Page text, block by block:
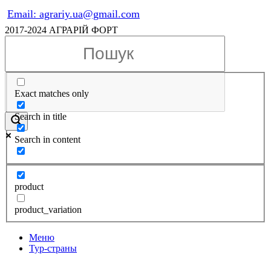
Email: agrariy.ua@gmail.com
2017-2024 АГРАРІЙ ФОРТ
Exact matches only
Search in title
Search in content
product
product_variation
Меню
Тур-страны